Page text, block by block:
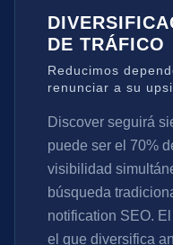
DE TRÁFICO
Reducimos
renunciar a su
Discover seguirá
puede ser el 70%
visibilidad
búsqueda
notification SEO.
el que diversifica